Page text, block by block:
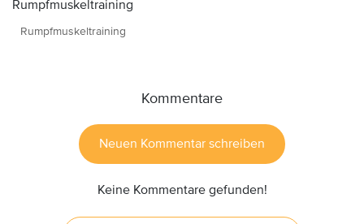
Rumpfmuskeltraining
Kommentare
Neuen Kommentar schreiben
Keine Kommentare gefunden!